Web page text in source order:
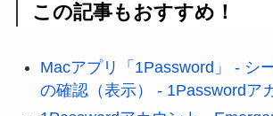
この記事もおすすめ！
Macアプリ「1Password」 - シ
の確認（表示） - 1Passwordア